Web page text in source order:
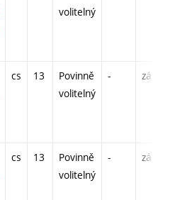
volitelný
cs 13
Povinně
volitelný
- zá
cs 13
Povinně
volitelný
- zá